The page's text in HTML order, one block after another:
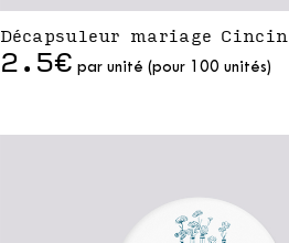
Décapsuleur mariage Cincin
2.5€ par unité (pour 100 unités)